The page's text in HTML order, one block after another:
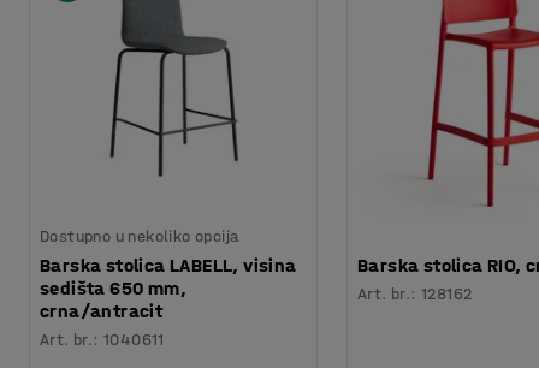
Dostupno u nekoliko opcija
Barska stolica LABELL, visina
sedišta 650 mm,
crna/antracit
Art. br.:1040611
Barska stolica RIO,
Art. br.:128162